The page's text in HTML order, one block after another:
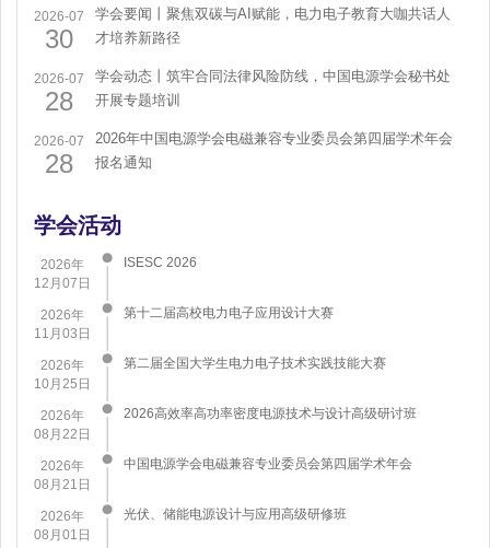
2026-07
30
学会要闻丨聚焦双碳与AI赋能，电力电子教育大咖共话人
才培养新路径
2026-07
28
学会动态丨筑牢合同法律风险防线，中国电源学会秘书处
开展专题培训
2026-07
28
2026年中国电源学会电磁兼容专业委员会第四届学术年会
报名通知
学会活动
2026年
12月07日
ISESC 2026
2026年
11月03日
第十二届高校电力电子应用设计大赛
2026年
10月25日
第二届全国大学生电力电子技术实践技能大赛
2026年
08月22日
2026高效率高功率密度电源技术与设计高级研讨班
2026年
08月21日
中国电源学会电磁兼容专业委员会第四届学术年会
2026年
08月01日
​光伏、储能电源设计与应用高级研修班